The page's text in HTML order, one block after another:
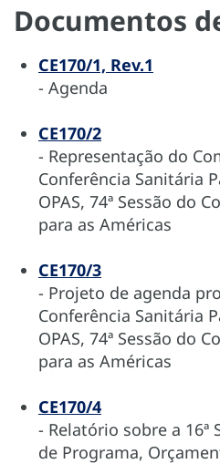
Documentos
CE170/1, Rev.1
- Agenda
CE170/2
- Representação do
Conferência Sanitária
OPAS, 74ª Sessão do
para as Américas
CE170/3
- Projeto de agenda
Conferência Sanitária
OPAS, 74ª Sessão do
para as Américas
CE170/4
- Relatório sobre a 16ª
de Programa,